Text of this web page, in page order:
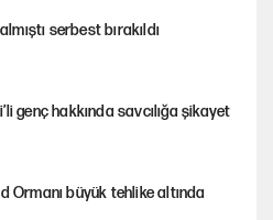
almıştı serbest bırakıldı
genç hakkında savcılığa şikayet
Ormanı büyük tehlike altında